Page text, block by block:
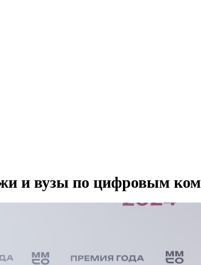
и вузы по цифровым